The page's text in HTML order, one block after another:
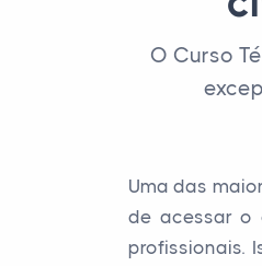
O Curso
Uma das
de acessar o
profissionais.